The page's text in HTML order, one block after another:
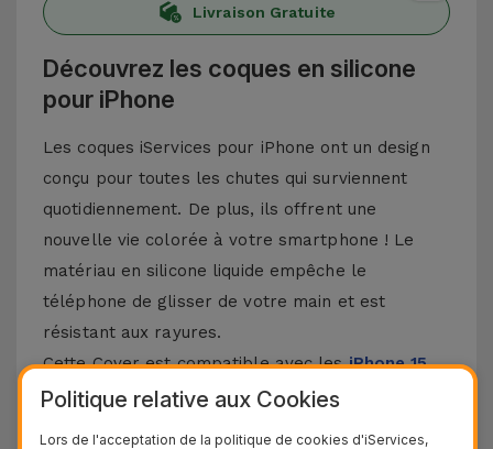
Livraison Gratuite
Découvrez les coques en silicone
pour iPhone
Les coques iServices pour iPhone ont un design
conçu pour toutes les chutes qui surviennent
quotidiennement. De plus, ils offrent une
nouvelle vie colorée à votre smartphone ! Le
matériau en silicone liquide empêche le
téléphone de glisser de votre main et est
résistant aux rayures.
Cette Cover est compatible avec lesiPhone 15,
14, 13, 12, entre autres, ainsi qu'avec le modèle le
Politique relative aux Cookies
Lors de l'acceptation de la politique de cookies d'iServices,